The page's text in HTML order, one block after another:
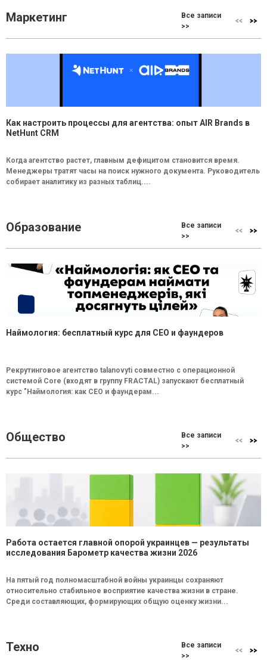
Маркетинг
Все записи
>>
Как настроить процессы для агентства: опыт AIR Brands в
NetHunt CRM
Когда агентство растет, главным дефицитом становится время.
Менеджеры тратят часы на поиск нужного документа. Руководитель
собирает аналитику из разных таблиц....
Образование
Все записи
>>
Наймология: бесплатный курс для CEO и фаундеров
Рекрутинговое агентство talanovyti совместно с операционной
системой Core (входят в группу FRACTAL) запускают бесплатный
курс "Наймология: как СEO и фаундерам...
Общество
Все записи
>>
Работа остается главной опорой украинцев — результаты
исследования Барометр качества жизни 2026
На пятый год полномасштабной войны украинцы сохраняют
относительно стабильное восприятие качества жизни в стране.
Среди составляющих, формирующих общую оценку жизни...
Техно
Все записи
>>